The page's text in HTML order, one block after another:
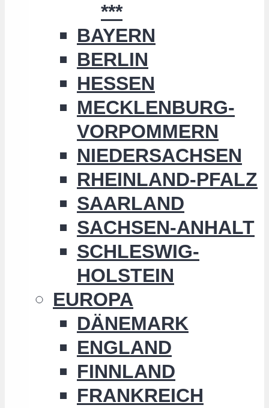
***
BAYERN
BERLIN
HESSEN
MECKLENBURG-
VORPOMMERN
NIEDERSACHSEN
RHEINLAND-PFALZ
SAARLAND
SACHSEN-ANHALT
SCHLESWIG-
HOLSTEIN
EUROPA
DÄNEMARK
ENGLAND
FINNLAND
FRANKREICH